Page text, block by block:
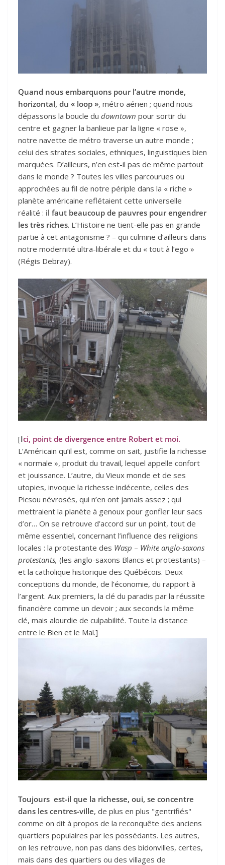
Quand nous embarquons pour l’autre monde,
horizontal, du « loop », métro aérien ; quand nous
dépassons la boucle du downtown pour sortir du
centre et gagner la banlieue par la ligne « rose »,
notre navette de métro traverse un autre monde ;
celui des strates sociales, ethniques, linguistiques bien
marquées. D’ailleurs, n’en est-il pas de même partout
dans le monde ? Toutes les villes parcourues ou
approchées au fil de notre périple dans la « riche »
planète américaine reflétaient cette universelle
réalité : il faut beaucoup de pauvres pour engendrer
les très riches. L’Histoire ne tient-elle pas en grande
partie à cet antagonisme ? – qui culmine d’ailleurs dans
notre modernité ultra-libérale et du « tout à l’ego »
(Régis Debray).
[Ici, point de divergence entre Robert et moi.
L’Américain qu’il est, comme on sait, justifie la richesse
« normale », produit du travail, lequel appelle confort
et jouissance. L’autre, du Vieux monde et de ses
utopies, invoque la richesse indécente, celles des
Picsou névrosés, qui n’en ont jamais assez ; qui
mettraient la planète à genoux pour gonfler leur sacs
d’or… On se retrouve d’accord sur un point, tout de
même essentiel, concernant l’influence des religions
locales : la protestante des Wasp – White anglo-saxons
protestants, (les anglo-saxons Blancs et protestants) –
et la catholique historique des Québécois. Deux
conceptions du monde, de l’économie, du rapport à
l’argent. Aux premiers, la clé du paradis par la réussite
financière comme un devoir ; aux seconds la même
clé, mais alourdie de culpabilité. Toute la distance
entre le Bien et le Mal.]
Toujours est-il que la richesse, oui, se concentre
dans les centres-ville, de plus en plus "gentrifiés"
comme on dit à propos de la reconquête des anciens
quartiers populaires par les possédants. Les autres,
on les retrouve, non pas dans des bidonvilles, certes,
mais dans des quartiers ou des villages de